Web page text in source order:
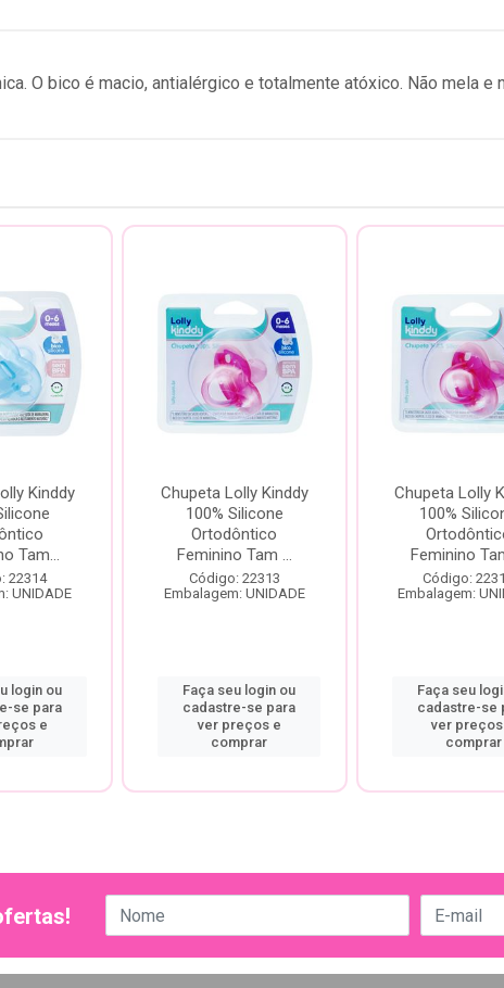
O bico é macio, antialérgico e totalmente atóxico. Não mela e
Kinddy
Tam...
22314
UNIDADE
login ou
se para
e
Chupeta Lolly Kinddy
100% Silicone
Ortodôntico
Feminino Tam ...
Código: 22313
Embalagem: UNIDADE
Faça seu login ou
cadastre-se para
ver preços e
comprar
Chupeta Lolly
100%
Feminino
Código:
Embalagem:
Faça seu
cadastre-se
ver preços
comprar